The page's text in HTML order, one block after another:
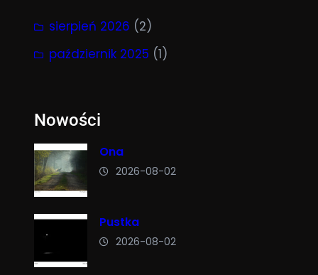
sierpień 2026 (2)
październik 2025 (1)
Nowości
Ona
2026-08-02
Pustka
2026-08-02